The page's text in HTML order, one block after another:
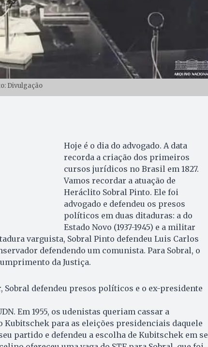
Divulgação
Hoje é o dia do advogado. A data
recorda a criação dos primeiros
cursos jurídicos no Brasil em 1827.
Vamos recordar a atuação de
Heráclito Sobral Pinto. Ele foi
advogado e defendeu os presos
políticos em duas ditaduras: a do
Estado Novo (1937-1945) e a militar
varguista, Sobral Pinto defendeu Luis Carlos
defendendo um comunista. Para Sobral, o
da Justiça.
defendeu presos políticos e o ex-presidente
Em 1955, os udenistas queriam cassar a
Kubitschek para as eleições presidenciais daquele
partido e defendeu a escolha de Kubitschek em se